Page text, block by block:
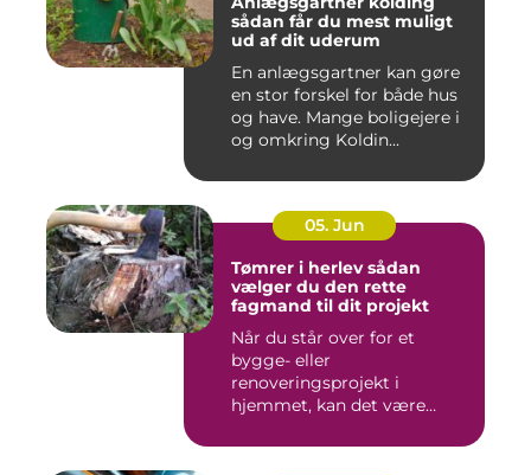
sådan får du mest muligt
ud af dit uderum
En anlægsgartner kan gøre
en stor forskel for både hus
og have. Mange boligejere i
og omkring Koldin...
05. Jun
Tømrer i herlev sådan
vælger du den rette
fagmand til dit projekt
Når du står over for et
bygge- eller
renoveringsprojekt i
hjemmet, kan det være